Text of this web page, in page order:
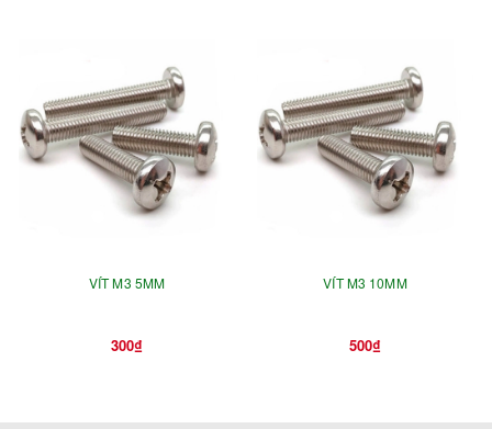
VÍT M3 5MM
300₫
VÍT M3 10MM
500₫